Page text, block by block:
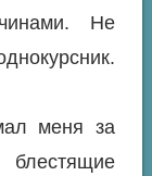
Не
меня за